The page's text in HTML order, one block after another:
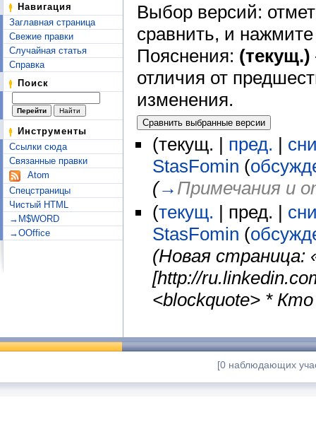
Навигация
Заглавная страница
Свежие правки
Случайная статья
Справка
Поиск
Инструменты
Ссылки сюда
Связанные правки
Atom
Спецстраницы
Чистый HTML
→M$WORD
→OOffice
Выбор версий:
сравнить, и
Пояснения: (текущ.)
отличия от
изменения.
(текущ. | пред. |
StasFomin (
(→ Примечания и
(текущ. | пред. |
StasFomin (
(Новая страница:
[http://
<blockquote> *
[0 наблюдающих